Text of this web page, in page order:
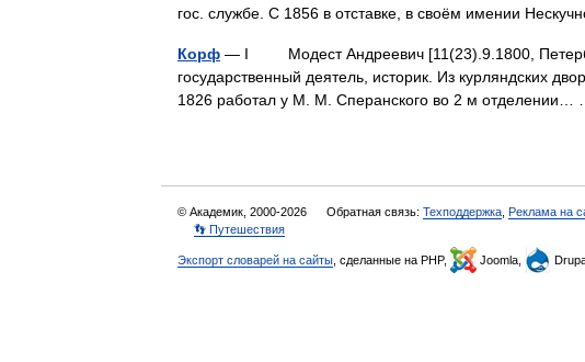
гос. службе. С 1856 в отставке, в своём имении
Корф — I Модест Андреевич [11(23).9.1800,
государственный деятель, историк. Из курляндских
1826 работал у М. М. Сперанского во 2 м
© Академик, 2000-2026 Обратная связь: Техподдержка Реклама на
👣 Путешествия
Экспорт словарей на сайты , сделанные на PHP, Joomla,